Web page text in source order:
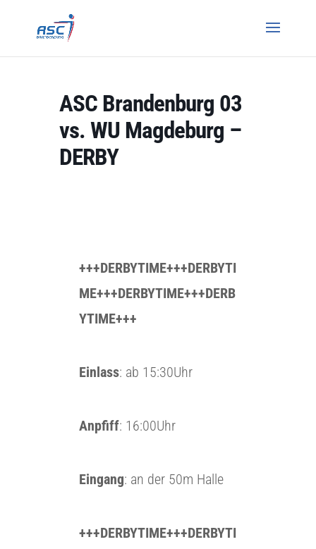
ASC Brandenburg 03
vs. WU Magdeburg –
DERBY
+++DERBYTIME+++DERBYTI
ME+++DERBYTIME+++DERB
YTIME+++
Einlass: ab 15:30Uhr
Anpfiff: 16:00Uhr
Eingang: an der 50m Halle
+++DERBYTIME+++DERBYTI